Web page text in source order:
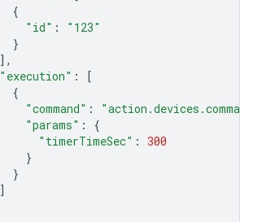
{
"id" :
"123"
}
],
"execution" :
[
{
"command" :
"params" :
{
"timerTimeSec" : 300
}
}
]